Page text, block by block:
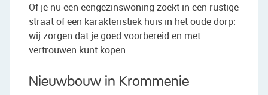
Of je nu een eengezinswoning zoekt in een rustige
straat of een karakteristiek huis in het oude dorp:
wij zorgen dat je goed voorbereid en met
vertrouwen kunt kopen.
Nieuwbouw in Krommenie